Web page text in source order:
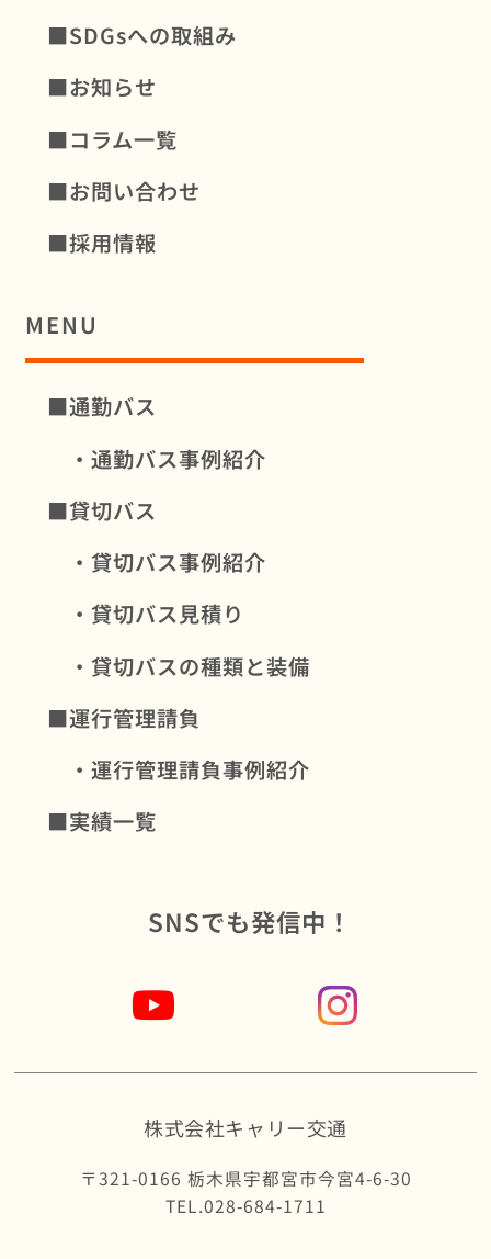
■SDGsへの取組み
■お知らせ
■コラム一覧
■お問い合わせ
■採用情報
MENU
■通勤バス
・通勤バス事例紹介
■貸切バス
・貸切バス事例紹介
・貸切バス見積り
・貸切バスの種類と装備
■運行管理請負
・運行管理請負事例紹介
■実績一覧
SNSでも発信中！
株式会社キャリー交通
〒321-0166 栃木県宇都宮市今宮4-6-30
TEL.028-684-1711